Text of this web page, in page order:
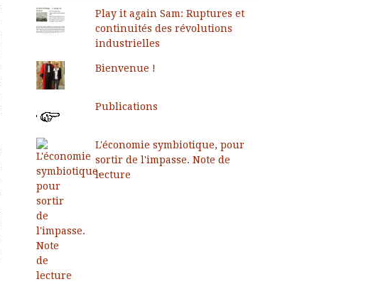
Play it again Sam: Ruptures et
continuités des révolutions
industrielles
Bienvenue !
Publications
L'économie symbiotique, pour
sortir de l'impasse. Note de
lecture